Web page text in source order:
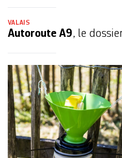
VALAIS
Autoroute A9, le